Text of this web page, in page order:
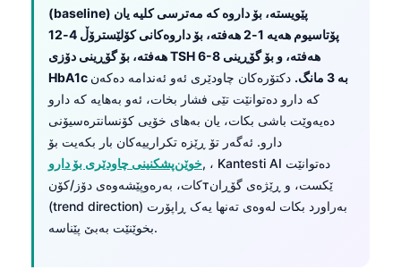
(baseline) پێویستە، بۆ داروە کە مەترسی کلیە یان
پۆتاسیوم هەیە 1-2 هەفتە، بۆ داروەکانی کۆلێسترۆڵ 4-12
هەفتە، بۆ گۆڕینی دۆزی TSH 6-8 هەفتە، و بۆ گۆڕینی
HbA1c بە 3 مانگ.
دکتۆرەکان چاودێری ئەو ئەندامە دەکەن
کە دارو دەتوانێت تێی فشار بخات، ئەو بەهایە کە دارو
دەیەوێت باشی بکات، یان بەهای خۆیی کۆنسانترەسیۆنی
دارو. ئەگەر تۆ ڕێزە تکرارییەکان بار بکەیت بۆ
خوێن‌پشکنینی چاودێری بۆ دارو, ، Kantesti AI دەتوانێت
کات، بەرەوپێشەوەی دۆز/کۆنтێکست، و ڕێژەی گۆڕان
(trend direction) بەراورد بکات لەوەی تەنها یەک ڕاپۆرت
بخوێنێت بەبێ پێناسە.